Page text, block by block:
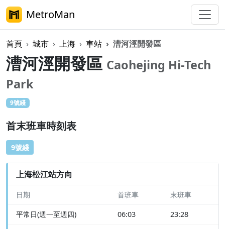
MetroMan
首頁 城市 上海 車站 漕河涇開發區
漕河涇開發區 Caohejing Hi-Tech
Park
9號綫
首末班車時刻表
9號綫
上海松江站方向
日期 首班車 末班車
平常日(週一至週四) 06:03 23:28